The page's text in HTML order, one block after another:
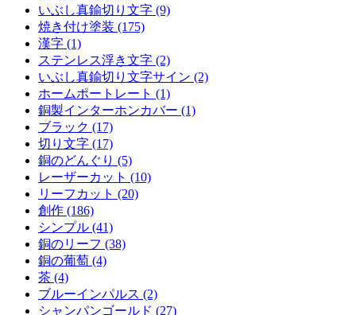
いぶし真鍮切り文字 (9)
焼き付け塗装 (175)
漢字 (1)
ステンレス浮き文字 (2)
いぶし真鍮切り文字サイン (2)
ホームポートレート (1)
銅製インターホンカバー (1)
ブラック (17)
切り文字 (17)
銅のどんぐり (5)
レーザーカット (10)
リーフカット (20)
創作 (186)
シンプル (41)
銅のリーフ (38)
銅の葡萄 (4)
茶 (4)
ブルーインパルス (2)
シャンパンゴールド (27)